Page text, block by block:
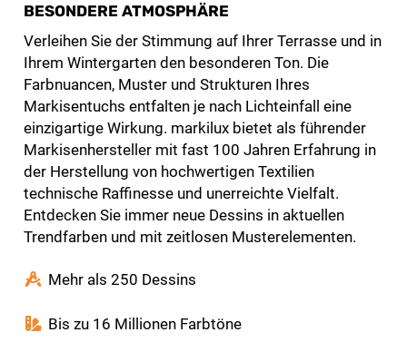
BESONDERE ATMOSPHÄRE
Verleihen Sie der Stimmung auf Ihrer Terrasse und in
Ihrem Wintergarten den besonderen Ton. Die
Farbnuancen, Muster und Strukturen Ihres
Markisentuchs entfalten je nach Lichteinfall eine
einzigartige Wirkung. markilux bietet als führender
Markisenhersteller mit fast 100 Jahren Erfahrung in
der Herstellung von hochwertigen Textilien
technische Raffinesse und unerreichte Vielfalt.
Entdecken Sie immer neue Dessins in aktuellen
Trendfarben und mit zeitlosen Musterelementen.
Mehr als 250 Dessins
Bis zu 16 Millionen Farbtöne